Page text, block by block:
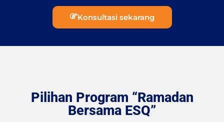
Konsultasi sekarang
Pilihan Program “Ramadan
Bersama ESQ”